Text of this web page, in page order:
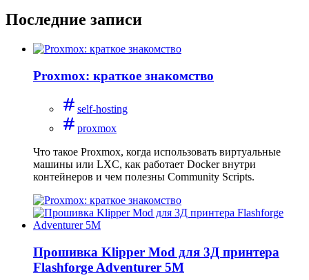
Последние записи
Proxmox: краткое знакомство
self-hosting
proxmox
Что такое Proxmox, когда использовать виртуальные
машины или LXC, как работает Docker внутри
контейнеров и чем полезны Community Scripts.
Прошивка Klipper Mod для 3Д принтера
Flashforge Adventurer 5M